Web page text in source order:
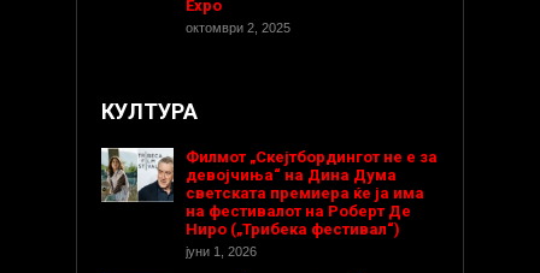
Expo
октомври 2, 2025
КУЛТУРА
Филмот „Скејтбордингот не е за
девојчиња“ на Дина Дума
светската премиера ќе ја има
на фестивалот на Роберт Де
Ниро („Трибека фестивал“)
јуни 1, 2026